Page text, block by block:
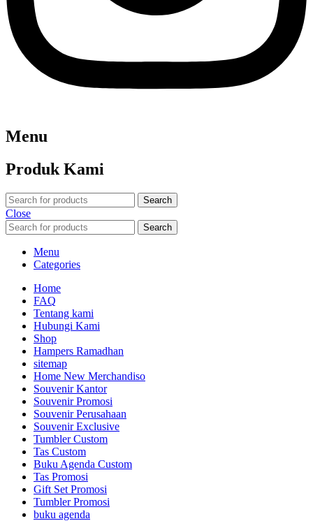
Menu
Produk Kami
Search
Close
Search
Menu
Categories
Home
FAQ
Tentang kami
Hubungi Kami
Shop
Hampers Ramadhan
sitemap
Home New Merchandiso
Souvenir Kantor
Souvenir Promosi
Souvenir Perusahaan
Souvenir Exclusive
Tumbler Custom
Tas Custom
Buku Agenda Custom
Tas Promosi
Gift Set Promosi
Tumbler Promosi
buku agenda